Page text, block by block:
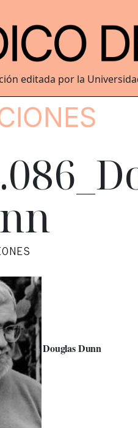
editada por la
Douglas Dunn